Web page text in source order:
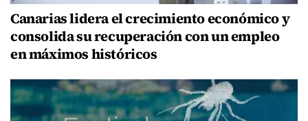
Canarias lidera el crecimiento económico y
consolida su recuperación con un empleo
en máximos históricos